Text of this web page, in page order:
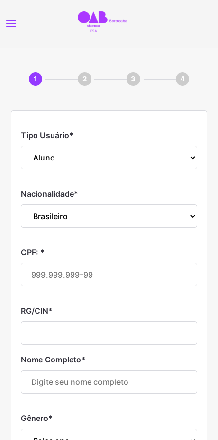
1 2 3 4
Tipo Usuário*
Nacionalidade*
CPF: *
RG/CIN*
Nome Completo*
Gênero*